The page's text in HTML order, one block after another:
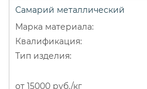
Самарий металлический
от 15000 руб./кг